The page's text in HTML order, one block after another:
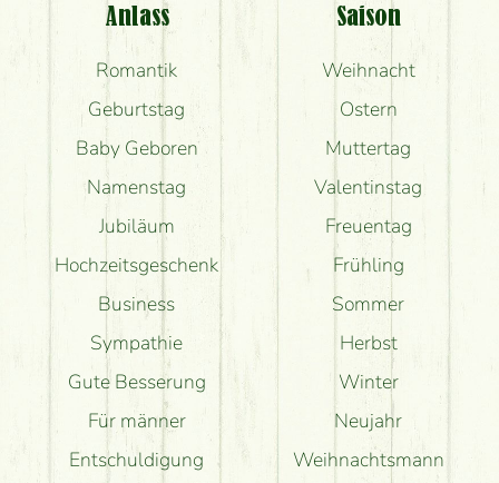
Anlass
Romantik
Geburtstag
Baby Geboren
Namenstag
Jubiläum
Hochzeitsgeschenk
Business
Sympathie
Gute Besserung
Für männer
Entschuldigung
Saison
Weihnacht
Ostern
Muttertag
Valentinstag
Freuentag
Frühling
Sommer
Herbst
Winter
Neujahr
Weihnachtsmann